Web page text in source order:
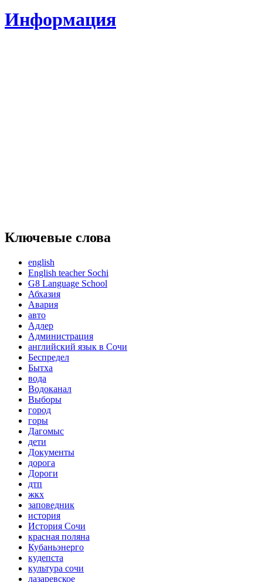
Информация
Ключевые слова
english
English teacher Sochi
G8 Language School
Абхазия
Авария
авто
Адлер
Администрация
английский язык в Сочи
Беспредел
Бытха
вода
Водоканал
Выборы
город
горы
Дагомыс
дети
Документы
дорога
Дороги
дтп
жкх
заповедник
история
История Сочи
красная поляна
Кубаньэнерго
кудепста
культура сочи
лазаревское